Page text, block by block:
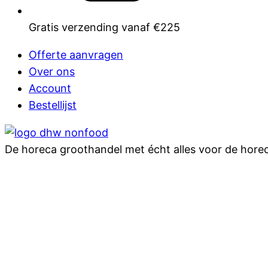
Gratis verzending vanaf €225
Offerte aanvragen
Over ons
Account
Bestellijst
De horeca groothandel met écht alles voor de